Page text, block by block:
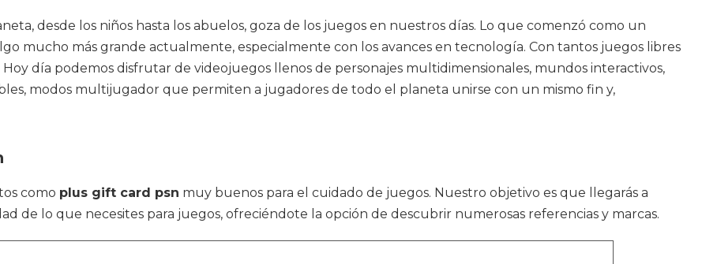
desde los niños hasta los abuelos, goza de los juegos en nuestros días. Lo que comenzó como un
mucho más grande actualmente, especialmente con los avances en tecnología. Con tantos juegos libres
día podemos disfrutar de videojuegos llenos de personajes multidimensionales, mundos interactivos,
modos multijugador que permiten a jugadores de todo el planeta unirse con un mismo fin y,
como plus gift card psn muy buenos para el cuidado de juegos. Nuestro objetivo es que llegarás a
de lo que necesites para juegos, ofreciéndote la opción de descubrir numerosas referencias y marcas.